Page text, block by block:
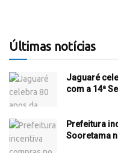
Últimas notícias
Jaguaré
com a 14ª
Prefeitura
Sooretama